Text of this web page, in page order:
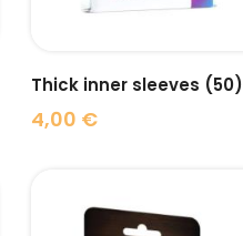
Thick inner sleeves (50)
4,00 €
Prix